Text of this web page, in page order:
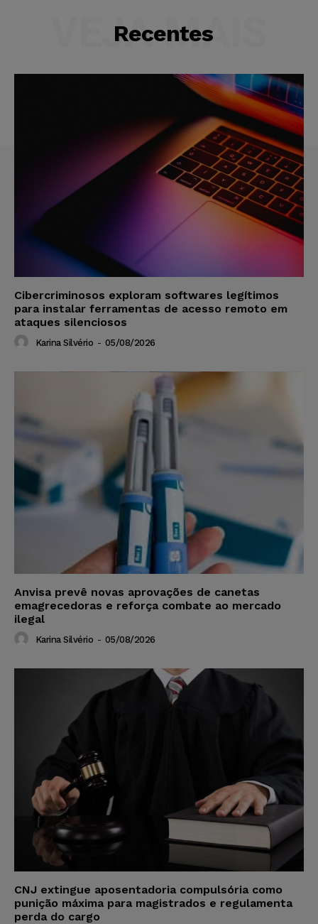
Recentes
VEJA MAIS
Cibercriminosos exploram softwares legítimos
para instalar ferramentas de acesso remoto em
ataques silenciosos
Karina Silvério - 05/08/2026
Anvisa prevê novas aprovações de canetas
emagrecedoras e reforça combate ao mercado
ilegal
Karina Silvério - 05/08/2026
CNJ extingue aposentadoria compulsória como
punição máxima para magistrados e regulamenta
perda do cargo